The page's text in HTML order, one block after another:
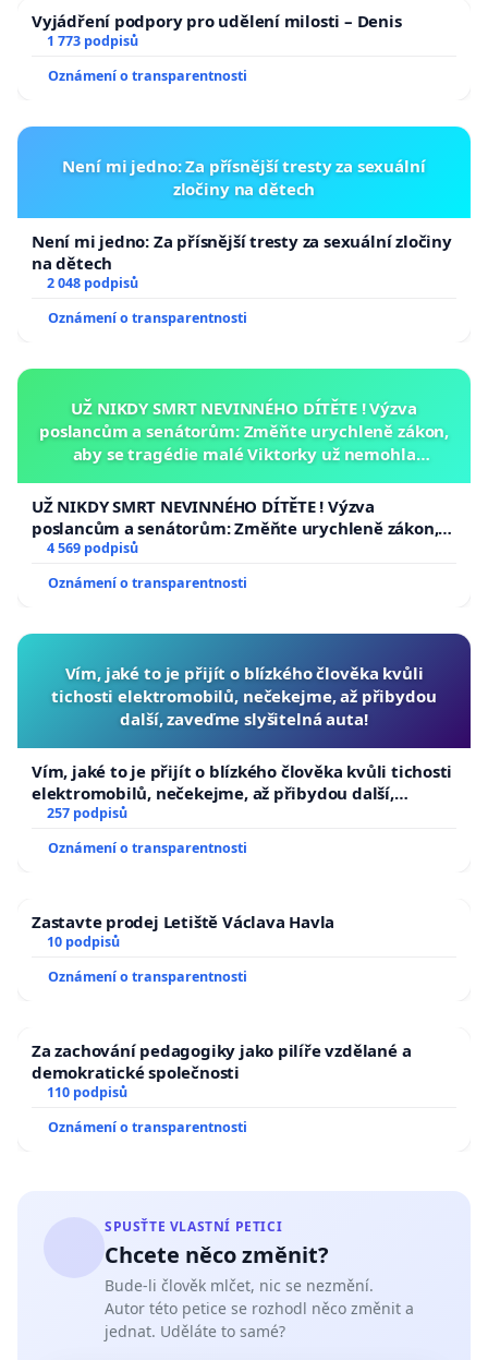
Vyjádření podpory pro udělení milosti – Denis
1 773 podpisů
Oznámení o transparentnosti
Není mi jedno: Za přísnější tresty za sexuální
zločiny na dětech
Není mi jedno: Za přísnější tresty za sexuální zločiny
na dětech
2 048 podpisů
Oznámení o transparentnosti
UŽ NIKDY SMRT NEVINNÉHO DÍTĚTE ! Výzva
poslancům a senátorům: Změňte urychleně zákon,
aby se tragédie malé Viktorky už nemohla
UŽ NIKDY SMRT NEVINNÉHO DÍTĚTE ! Výzva
poslancům a senátorům: Změňte urychleně zákon,
aby se tragédie malé Viktorky už nemohla opakovat!
4 569 podpisů
Oznámení o transparentnosti
Vím, jaké to je přijít o blízkého člověka kvůli
tichosti elektromobilů, nečekejme, až přibydou
další, zaveďme slyšitelná auta!
Vím, jaké to je přijít o blízkého člověka kvůli tichosti
elektromobilů, nečekejme, až přibydou další,
zaveďme slyšitelná auta!
257 podpisů
Oznámení o transparentnosti
Zastavte prodej Letiště Václava Havla
10 podpisů
Oznámení o transparentnosti
Za zachování pedagogiky jako pilíře vzdělané a
demokratické společnosti
110 podpisů
Oznámení o transparentnosti
SPUSŤTE VLASTNÍ PETICI
Chcete něco změnit?
Bude-li člověk mlčet, nic se nezmění.
Autor této petice se rozhodl něco změnit a
jednat. Uděláte to samé?